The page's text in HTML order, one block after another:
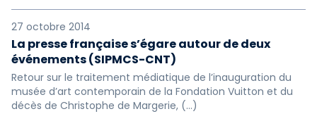
27 octobre 2014
La presse française s’égare autour de deux
événements (SIPMCS-CNT)
Retour sur le traitement médiatique de l’inauguration du
musée d’art contemporain de la Fondation Vuitton et du
décès de Christophe de Margerie, (…)